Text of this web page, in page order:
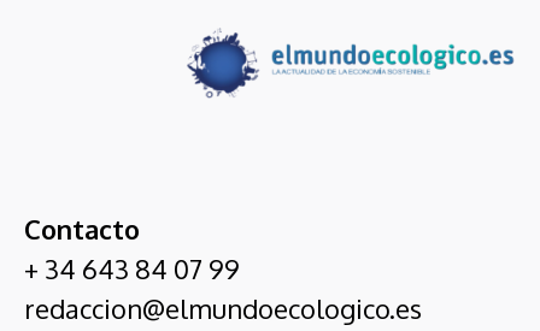
Contacto
+ 34 643 84 07 99
redaccion@elmundoecologico.es